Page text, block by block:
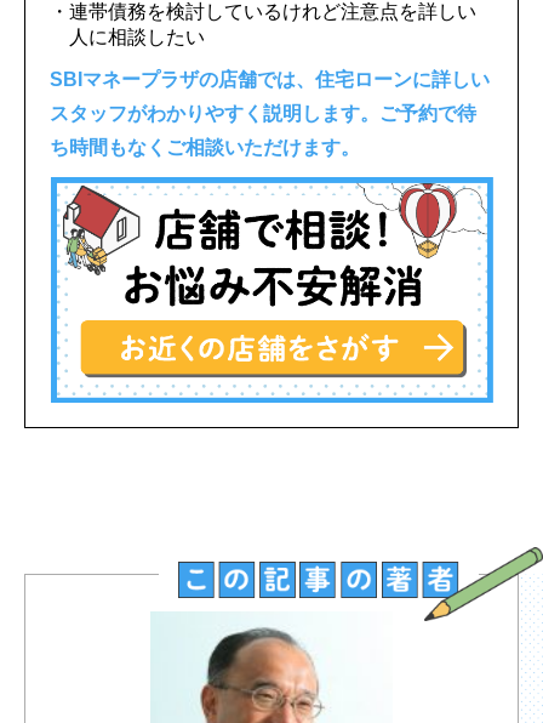
・連帯債務を検討しているけれど注意点を詳しい
人に相談したい
SBIマネープラザの店舗では、住宅ローンに詳しい
スタッフがわかりやすく説明します。ご予約で待
ち時間もなくご相談いただけます。